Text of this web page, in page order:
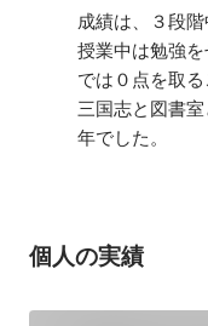
成績は、３段階
授業中は勉強
では０点を取る
三国志と図書
年でした。
個人の実績